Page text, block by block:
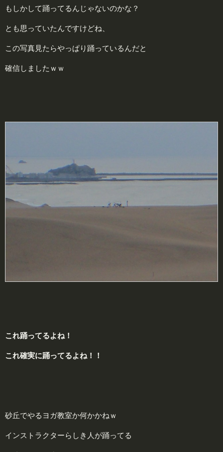
もしかして踊ってるんじゃないのかな？
とも思っていたんですけどね、
この写真見たらやっぱり踊っているんだと
確信しましたｗｗ
これ踊ってるよね！
これ確実に踊ってるよね！！
砂丘でやるヨガ教室か何かかねｗ
インストラクターらしき人が踊ってる